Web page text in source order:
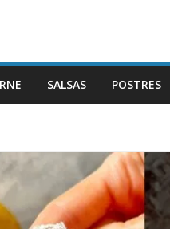
SALSAS POSTRES